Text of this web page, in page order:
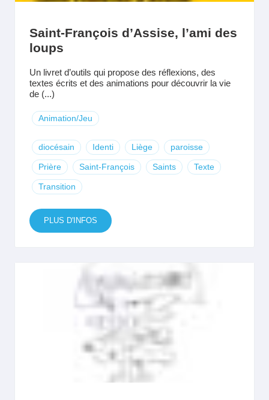
Saint-François d’Assise, l’ami des
loups
Un livret d’outils qui propose des réflexions, des
textes écrits et des animations pour découvrir la vie
de (...)
Animation/Jeu
diocésain Identi Liège paroisse
Prière Saint-François Saints Texte
Transition
PLUS D'INFOS